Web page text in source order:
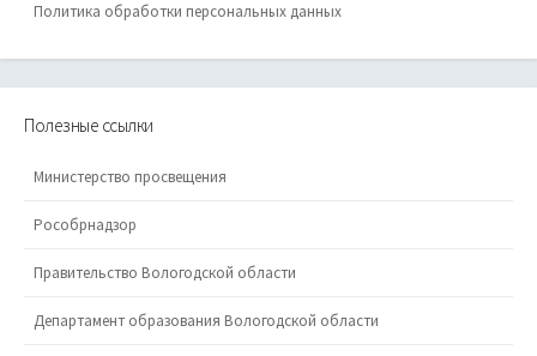
Политика обработки персональных данных
Полезные ссылки
Министерство просвещения
Рособрнадзор
Правительство Вологодской области
Департамент образования Вологодской области